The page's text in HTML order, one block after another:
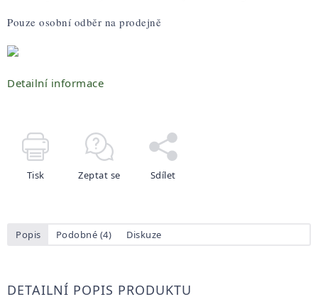
Pouze osobní odběr na prodejně
Detailní informace
Tisk Zeptat se Sdílet
Popis Podobné (4) Diskuze
DETAILNÍ POPIS PRODUKTU